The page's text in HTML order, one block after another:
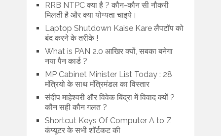
RRB NTPC क्या है ? कौन-कौन सी नौकरी
मिलती है और क्या योग्यता चाइये।
Laptop Shutdown Kaise Kare लैपटॉप को
बंद करने के तरीके !
What is PAN 2.0 आखिर क्यों, सबका बनेगा
नया पैन कार्ड ?
MP Cabinet Minister List Today : 28
मंत्रियो के साथ मंत्रिमंडल का विस्तार
संदीप माहेश्वरी और विवेक बिंद्रा में विवाद क्यों ?
कौन सही कौन गलत ?
Shortcut Keys Of Computer A to Z
कंप्यूटर के सभी शॉर्टकट की